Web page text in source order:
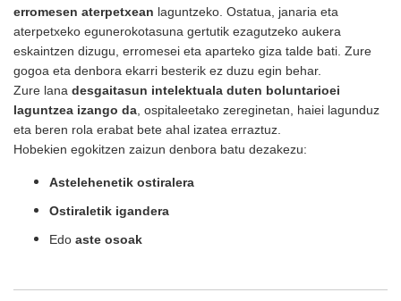
erromesen aterpetxean laguntzeko. Ostatua, janaria eta
aterpetxeko egunerokotasuna gertutik ezagutzeko aukera
eskaintzen dizugu, erromesei eta aparteko giza talde bati. Zure
gogoa eta denbora ekarri besterik ez duzu egin behar.
Zure lana desgaitasun intelektuala duten boluntarioei
laguntzea izango da , ospitaleetako zereginetan, haiei lagunduz
eta beren rola erabat bete ahal izatea erraztuz.
Hobekien egokitzen zaizun denbora batu dezakezu:
Astelehenetik ostiralera
Ostiraletik igandera
Edo aste osoak